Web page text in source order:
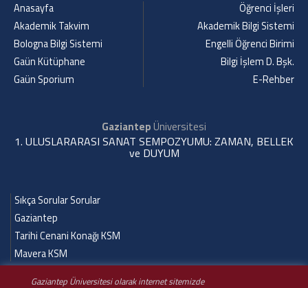
Gaziantep Üniversitesi olarak internet sitemizde
Anasayfa
Akademik Takvim
Bologna Bilgi Sistemi
Gaün Kütüphane
Gaün Sporium
Öğrenci İşleri
Akademik Bilgi Sistemi
Engelli Öğrenci Birimi
Bilgi İşlem D. Bşk.
E-Rehber
GaziantepÜniversitesi
1. ULUSLARARASI SANAT SEMPOZYUMU: ZAMAN, BELLEK
ve DUYUM
Sıkça Sorular Sorular
Gaziantep
Tarihi Cenani Konağı KSM
Mavera KSM